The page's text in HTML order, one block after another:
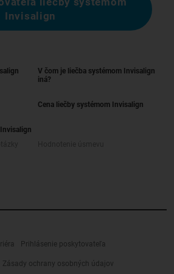
Invisalign
V čom je liečba systémom Invisalign
iná?
Cena liečby systémom Invisalign
Prihlásenie poskytovateľa
Zásady ochrany osobných údajov